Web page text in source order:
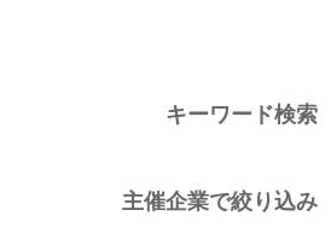
キーワード検索
主催企業で絞り込み